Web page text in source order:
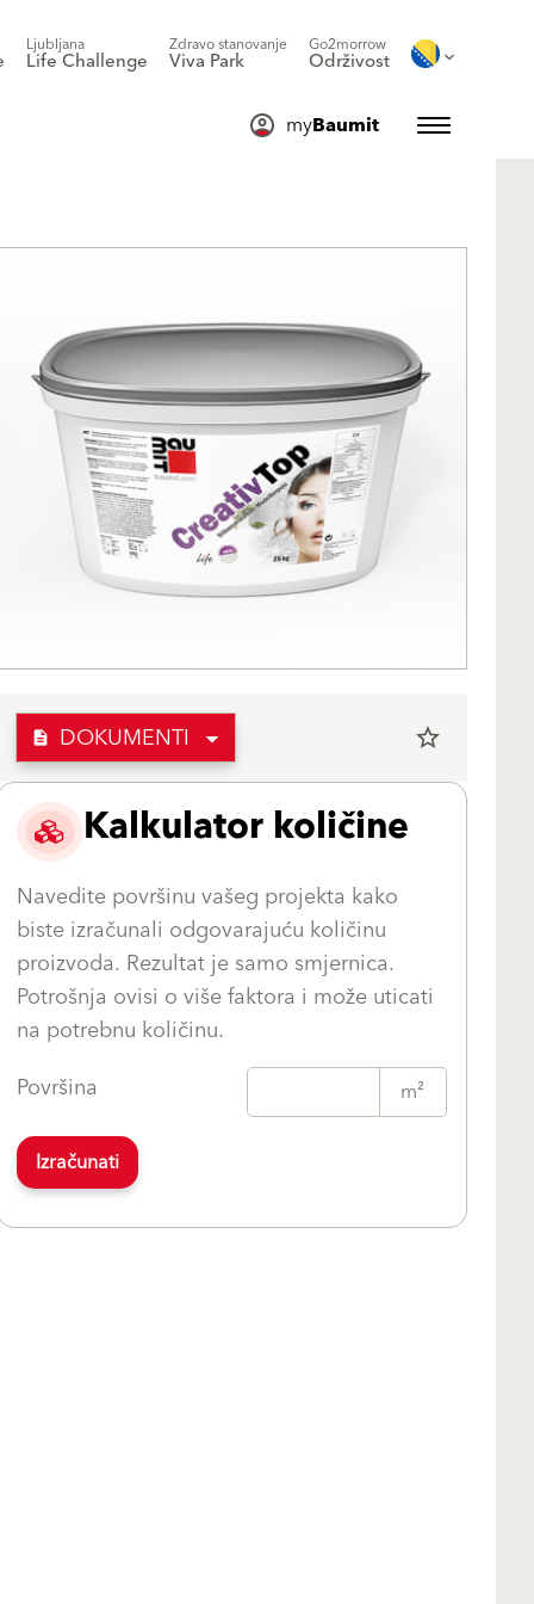
Ljubljana
Life Challenge
Zdravo stanovanje
Viva Park
Go2morrow
Održivost
myBaumit
description DOKUMENTI star_border
Kalkulator količine
Navedite površinu vašeg projekta kako
biste izračunali odgovarajuću količinu
proizvoda. Rezultat je samo smjernica.
Potrošnja ovisi o više faktora i može uticati
na potrebnu količinu.
Površina
m²
Izračunati